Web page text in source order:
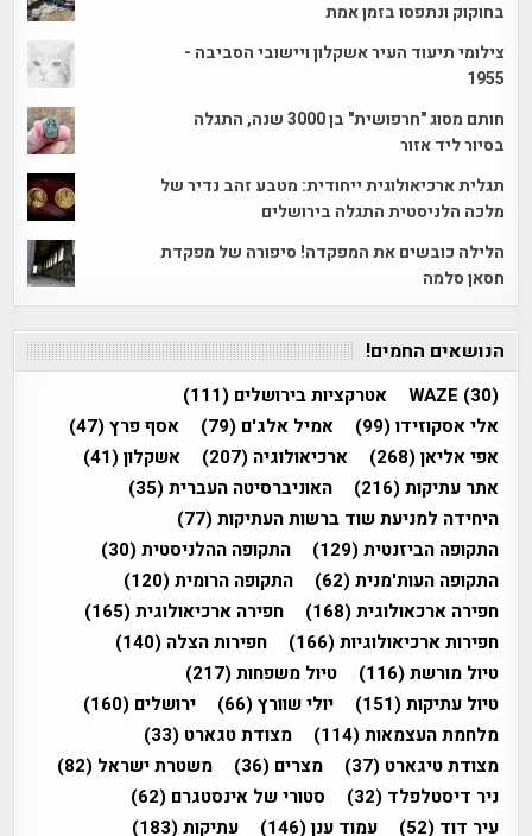
בחוקוק ונתפסו בזמן אמת
צילומי תיעוד העיר אשקלון ויישובי הסביבה -
1955
חותם מסוג "חרפושית" בן 3000 שנה, התגלה
בסיור ליד אזור
תגלית ארכיאולוגית ייחודית: מטבע זהב נדיר של
מלכה הלניסטית התגלה בירושלים
הלילה כובשים את המפקדה! סיפורה של מפקדת
חסאן סלמה
הנושאים החמים!
WAZE (30) אטרקציות בירושלים (111)
אלי אסקוזידו(99) אמיל אלג'ם (79) אסף פרץ(47)
אפי אליאן(268) ארכיאולוגיה (207) אשקלון(41)
אתר עתיקות(216) האוניברסיטה העברית(35)
היחידה למניעת שוד ברשות העתיקות(77)
התקופה הביזנטית(129) התקופה ההלניסטית(30)
התקופה העות'מנית(62) התקופה הרומית(120)
חפירה ארכאולוגית(168) חפירה ארכיאולוגית(165)
חפירות ארכיאולוגיות(166) חפירות הצלה (140)
טיול מורשת(116) טיול משפחות(217)
טיול עתיקות(151) יולי שוורץ(66) ירושלים (160)
מלחמת העצמאות(114) מצודת טגארט (33)
מצודת טיגארט (37) מצרים (36) משטרת ישראל (82)
ניר דיסטלפלד (32) סטורי של אינסטגרם (62)
עיר דוד (52) עמוד ענן(146) עתיקות(183)